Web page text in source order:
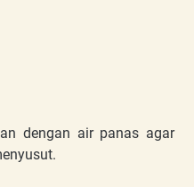
dengan air panas agar